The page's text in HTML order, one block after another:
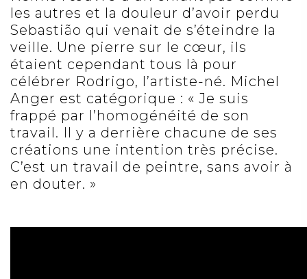
les autres et la douleur d’avoir perdu
Sebastião qui venait de s’éteindre la
veille. Une pierre sur le cœur, ils
étaient cependant tous là pour
célébrer Rodrigo, l’artiste-né. Michel
Anger est catégorique : « Je suis
frappé par l’homogénéité de son
travail. Il y a derrière chacune de ses
créations une intention très précise.
C’est un travail de peintre, sans avoir à
en douter. »